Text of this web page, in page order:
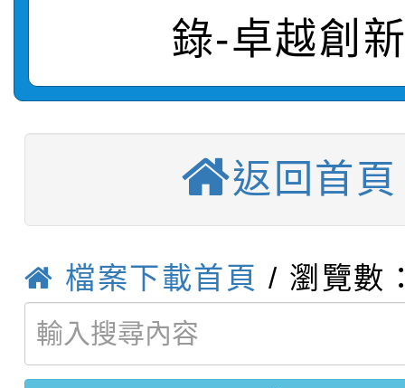
畫影片一案
劇比賽實施要點」及修
轉知：桃園市115年度
敬師藝文競賽』實施計
【甄選結果(第11招)】
結果(第11招)
學年度第1學期第9次
結果(第3招)
【甄選結果(第4招)】
學年度第1學期第9次代
結果(第4招)
學年度第1學期第7次代
結果(第12招)
轉知：桃園市115學年
賽及師生本土語及新住
賽實施要點
轉知：「桃園市115學
比賽實施要點」
轉知：「115年金融知
錄-卓越創
返回首頁
檔案下載首頁 / 瀏覽數